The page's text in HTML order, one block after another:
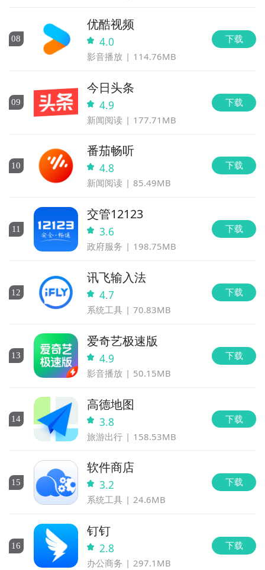
08
优酷视频
4.0
影音播放 114.76MB
下载
09
今日头条
4.9
新闻阅读 177.71MB
下载
10
番茄畅听
4.8
新闻阅读 85.49MB
下载
11
交管12123
3.6
政府服务 198.75MB
下载
12
讯飞输入法
4.7
系统工具 70.83MB
下载
13
爱奇艺极速版
4.9
影音播放 50.15MB
下载
14
高德地图
3.8
旅游出行 158.53MB
下载
15
软件商店
3.2
系统工具 24.6MB
下载
16
钉钉
2.8
办公商务 297.1MB
下载